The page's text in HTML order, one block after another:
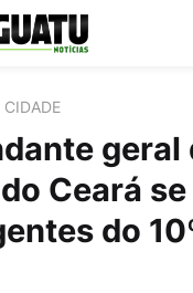
CIDADE
geral
Ceará
do